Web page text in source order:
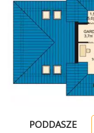
PODDASZE